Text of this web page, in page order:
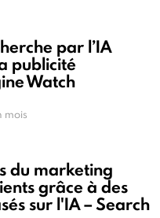
par l’IA
publicité
Watch
mois
du marketing
grâce à des
sur l'IA – Search